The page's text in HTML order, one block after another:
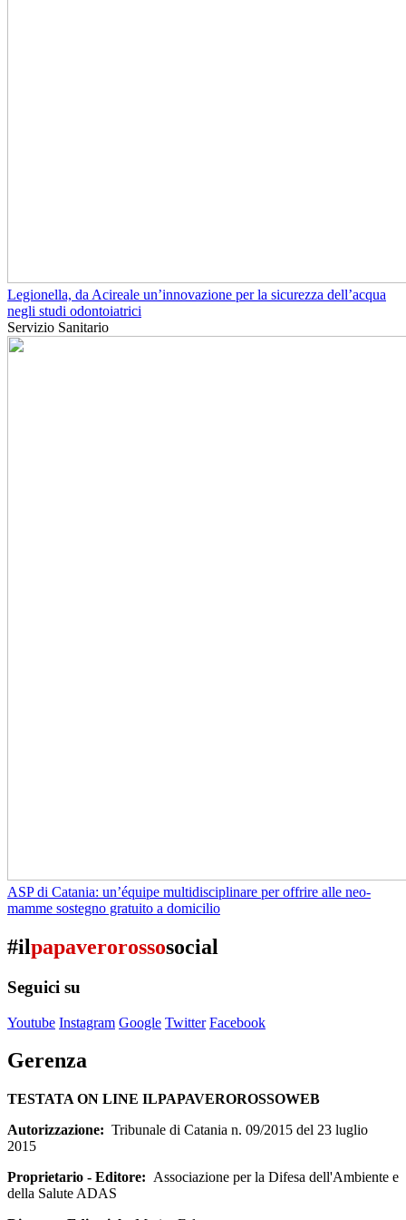
Legionella, da Acireale un’innovazione per la sicurezza dell’acqua
negli studi odontoiatrici
Servizio Sanitario
ASP di Catania: un’équipe multidisciplinare per offrire alle neo-
mamme sostegno gratuito a domicilio
#ilpapaverorossosocial
Seguici su
Youtube Instagram Google Twitter Facebook
Gerenza
TESTATA ON LINE ILPAPAVEROROSSOWEB
Autorizzazione: Tribunale di Catania n. 09/2015 del 23 luglio
2015
Proprietario - Editore: Associazione per la Difesa dell'Ambiente e
della Salute ADAS